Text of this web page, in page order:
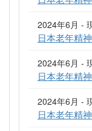
2024年6月 -
日本老年精
2024年6月 -
日本老年精
2024年6月 -
日本老年精